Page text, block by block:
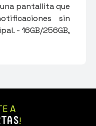
pantallita que
sin
- 16GB/256GB,
A
!